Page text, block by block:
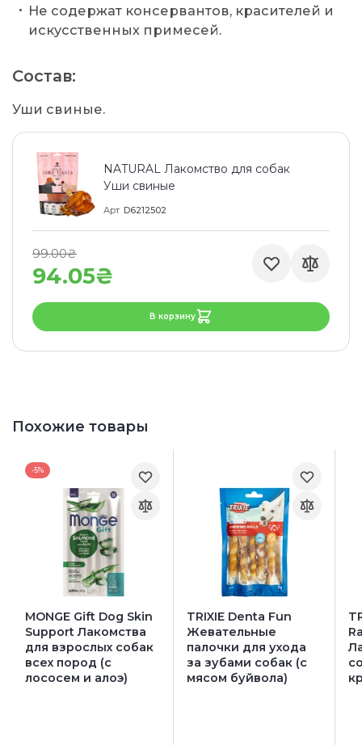
Не содержат консервантов, красителей и
искусственных примесей.
Состав:
Уши свиные.
NATURAL Лакомство для собак
Уши свиные
Арт D6212502
94.05₴
99.00₴
В корзину
Похожие товары
-5%
MONGE Gift Dog Skin
Support Лакомства
для взрослых собак
всех пород (с
лососем и алоэ)
TRIXIE Denta Fun
Жевательные
палочки для ухода
за зубами собак (с
мясом буйвола)